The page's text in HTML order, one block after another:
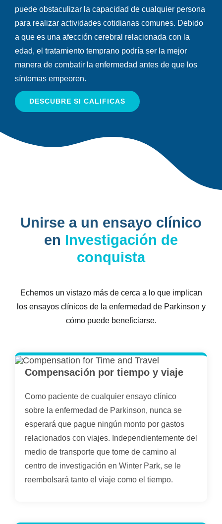
puede obstaculizar la capacidad de cualquier persona
para realizar actividades cotidianas comunes. Debido
a que es una afección cerebral relacionada con la
edad, el tratamiento temprano podría ser la mejor
manera de combatir la enfermedad antes de que los
síntomas empeoren.
DESCUBRE SI CALIFICAS
Unirse a un ensayo clínico
en Investigación de
conquista
Echemos un vistazo más de cerca a lo que implican
los ensayos clínicos de la enfermedad de Parkinson y
cómo puede beneficiarse.
Compensación por tiempo y viaje
Como paciente de cualquier ensayo clínico
sobre la enfermedad de Parkinson, nunca se
esperará que pague ningún monto por gastos
relacionados con viajes. Independientemente del
medio de transporte que tome de camino al
centro de investigación en Winter Park, se le
reembolsará tanto el viaje como el tiempo.